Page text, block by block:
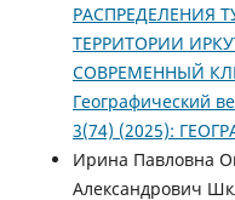
РАСПРЕДЕЛЕНИЯ
ТЕРРИТОРИИ
СОВРЕМЕННЫЙ
Географический
3(74) (2025):
Ирина Павловна
Александрович